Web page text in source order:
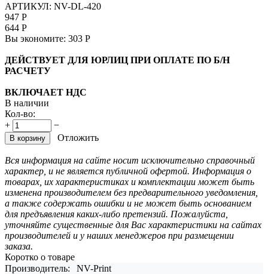
АРТИКУЛ: NV-DL-420
947 Р
644 Р
Вы экономите: 303 Р
ДЕЙСТВУЕТ ДЛЯ ЮРЛИЦ ПРИ ОПЛАТЕ ПО Б/Н
РАСЧЕТУ
ВКЛЮЧАЕТ НДС
В наличии
Кол-во:
+
−
В корзину Отложить
Вся информация на сайте носит исключительно справочный
характер, и не является публичной офертой. Информация о
товарах, их характеристиках и комплектации может быть
изменена производителем без предварительного уведомления,
а также содержать ошибки и не может быть основанием
для предъявления каких-либо претензий. Пожалуйста,
уточняйте существенные для Вас характеристики на сайтах
производителей и у наших менеджеров при размещении
заказа.
Коротко о товаре
Производитель:
NV-Print